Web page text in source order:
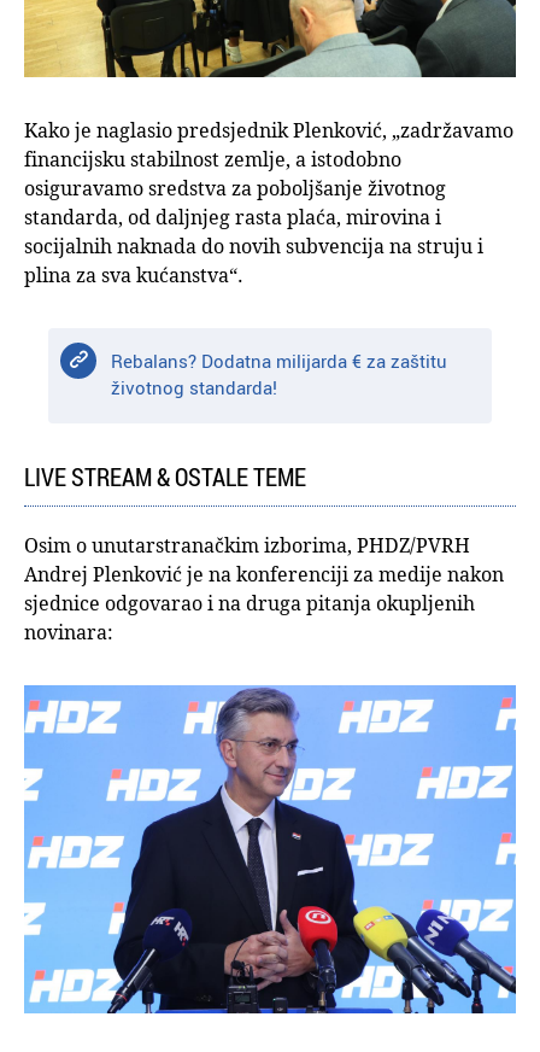
Kako je naglasio predsjednik Plenković, „zadržavamo
financijsku stabilnost zemlje, a istodobno
osiguravamo sredstva za poboljšanje životnog
standarda, od daljnjeg rasta plaća, mirovina i
socijalnih naknada do novih subvencija na struju i
plina za sva kućanstva“.
Rebalans? Dodatna milijarda € za zaštitu
životnog standarda!
LIVE STREAM & OSTALE TEME
Osim o unutarstranačkim izborima, PHDZ/PVRH
Andrej Plenković je na konferenciji za medije nakon
sjednice odgovarao i na druga pitanja okupljenih
novinara: